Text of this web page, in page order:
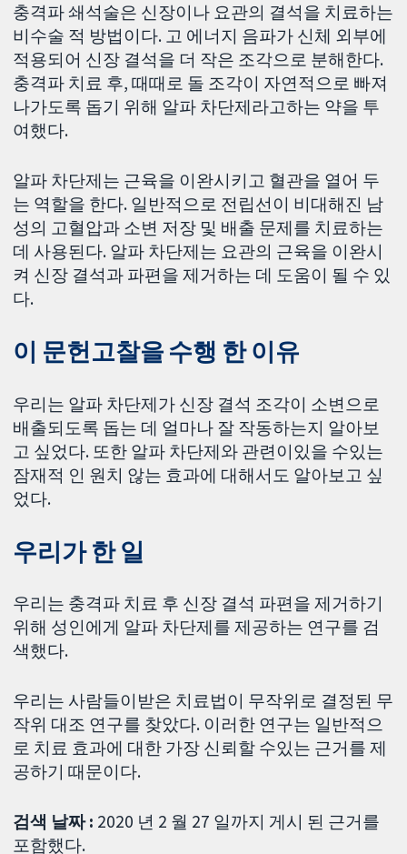
충격파 쇄석술은 신장이나 요관의 결석을 치료하는
비수술 적 방법이다. 고 에너지 음파가 신체 외부에
적용되어 신장 결석을 더 작은 조각으로 분해한다.
충격파 치료 후, 때때로 돌 조각이 자연적으로 빠져
나가도록 돕기 위해 알파 차단제라고하는 약을 투
여했다.
알파 차단제는 근육을 이완시키고 혈관을 열어 두
는 역할을 한다. 일반적으로 전립선이 비대해진 남
성의 고혈압과 소변 저장 및 배출 문제를 치료하는
데 사용된다. 알파 차단제는 요관의 근육을 이완시
켜 신장 결석과 파편을 제거하는 데 도움이 될 수 있
다.
이 문헌고찰을 수행 한 이유
우리는 알파 차단제가 신장 결석 조각이 소변으로
배출되도록 돕는 데 얼마나 잘 작동하는지 알아보
고 싶었다. 또한 알파 차단제와 관련이있을 수있는
잠재적 인 원치 않는 효과에 대해서도 알아보고 싶
었다.
우리가 한 일
우리는 충격파 치료 후 신장 결석 파편을 제거하기
위해 성인에게 알파 차단제를 제공하는 연구를 검
색했다.
우리는 사람들이받은 치료법이 무작위로 결정된 무
작위 대조 연구를 찾았다. 이러한 연구는 일반적으
로 치료 효과에 대한 가장 신뢰할 수있는 근거를 제
공하기 때문이다.
검색 날짜 : 2020 년 2 월 27 일까지 게시 된 근거를
포함했다.